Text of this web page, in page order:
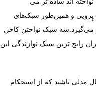
و همین‌طور سبک‌های
می‌گیرد.سه سبک نواختن کاخن
رایج ترین سبک نوازندگی این
مدلی باشید که از استحکام